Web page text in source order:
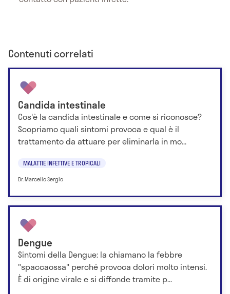
Contenuti correlati
Candida intestinale
Cos'è la candida intestinale e come si riconosce?
Scopriamo quali sintomi provoca e qual è il
trattamento da attuare per eliminarla in mo...
MALATTIE INFETTIVE E TROPICALI
Dr. Marcello Sergio
Dengue
Sintomi della Dengue: la chiamano la febbre
"spaccaossa" perché provoca dolori molto intensi.
È di origine virale e si diffonde tramite p...